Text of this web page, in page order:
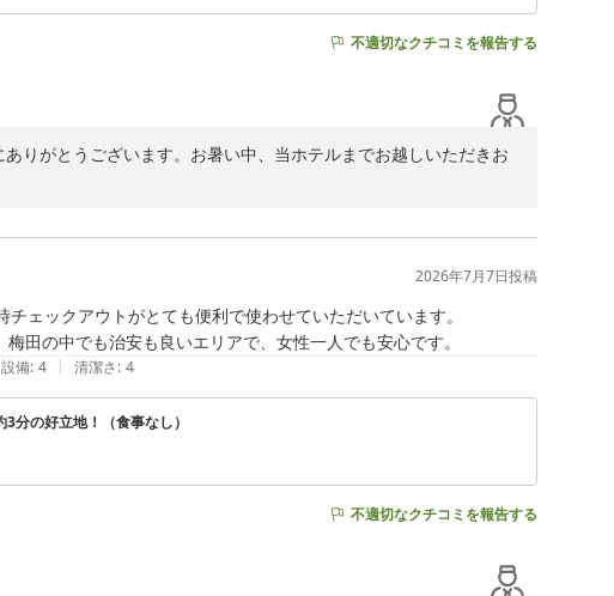
不適切なクチコミを報告する
りがとうございます。お暑い中、当ホテルまでお越しいただきお
式サイトでは主要駅からの最短ルートをわかりやすい写真付きで
2026年7月7日投稿
ェックアウトがとても便利で使わせていただいています。
田の中でも治安も良いエリアで、女性一人でも安心です。
設備: 4 | 清潔さ: 4
分の好立地！（食事なし）
不適切なクチコミを報告する